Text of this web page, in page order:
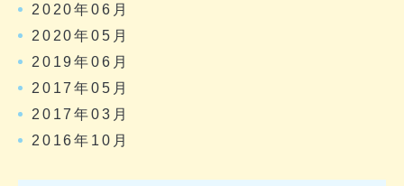
2020年06月
2020年05月
2019年06月
2017年05月
2017年03月
2016年10月